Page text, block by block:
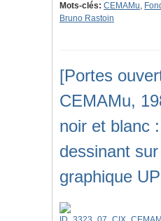
Mots-clés: CEMAMu,
Bruno Rastoin
[Portes
CEMAMu,
noir et blanc
dessinant
graphique